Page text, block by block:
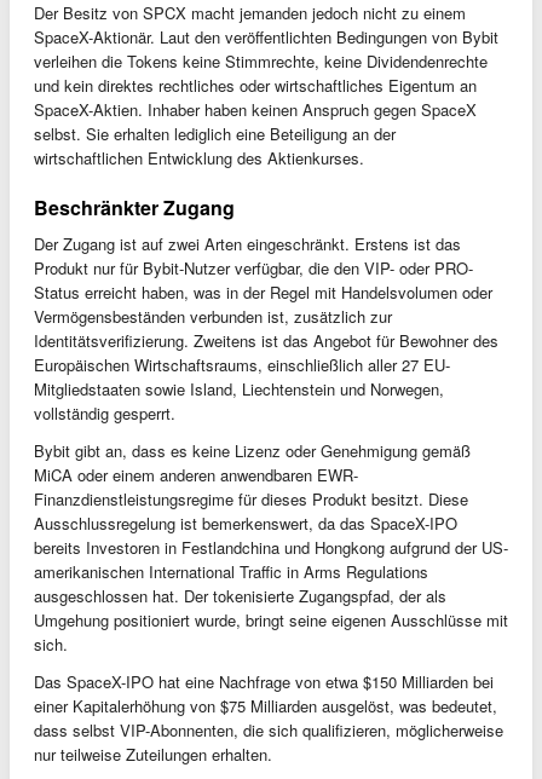
Der Besitz von SPCX macht jemanden jedoch nicht zu einem
SpaceX-Aktionär. Laut den veröffentlichten Bedingungen von Bybit
verleihen die Tokens keine Stimmrechte, keine Dividendenrechte
und kein direktes rechtliches oder wirtschaftliches Eigentum an
SpaceX-Aktien. Inhaber haben keinen Anspruch gegen SpaceX
selbst. Sie erhalten lediglich eine Beteiligung an der
wirtschaftlichen Entwicklung des Aktienkurses.
Beschränkter Zugang
Der Zugang ist auf zwei Arten eingeschränkt. Erstens ist das
Produkt nur für Bybit-Nutzer verfügbar, die den VIP- oder PRO-
Status erreicht haben, was in der Regel mit Handelsvolumen oder
Vermögensbeständen verbunden ist, zusätzlich zur
Identitätsverifizierung. Zweitens ist das Angebot für Bewohner des
Europäischen Wirtschaftsraums, einschließlich aller 27 EU-
Mitgliedstaaten sowie Island, Liechtenstein und Norwegen,
vollständig gesperrt.
Bybit gibt an, dass es keine Lizenz oder Genehmigung gemäß
MiCA oder einem anderen anwendbaren EWR-
Finanzdienstleistungsregime für dieses Produkt besitzt. Diese
Ausschlussregelung ist bemerkenswert, da das SpaceX-IPO
bereits Investoren in Festlandchina und Hongkong aufgrund der US-
amerikanischen International Traffic in Arms Regulations
ausgeschlossen hat. Der tokenisierte Zugangspfad, der als
Umgehung positioniert wurde, bringt seine eigenen Ausschlüsse mit
sich.
Das SpaceX-IPO hat eine Nachfrage von etwa $150 Milliarden bei
einer Kapitalerhöhung von $75 Milliarden ausgelöst, was bedeutet,
dass selbst VIP-Abonnenten, die sich qualifizieren, möglicherweise
nur teilweise Zuteilungen erhalten.